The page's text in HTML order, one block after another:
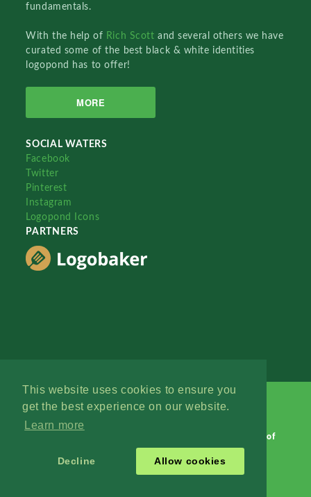
This website uses cookies to ensure you
get the best experience on our website.
Learn more
Decline Allow cookies
fundamentals.
With the help of Rich Scottand several others we have
curated some of the best black & white identities
logopond has to offer!
MORE
SOCIAL WATERS
Facebook
Twitter
Pinterest
Instagram
Logopond Icons
PARTNERS
Terms of